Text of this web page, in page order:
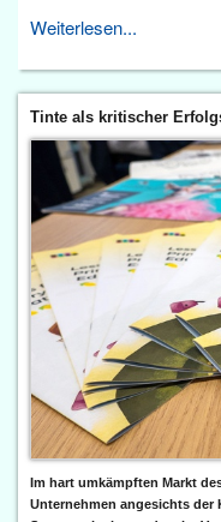
Weiterlesen...
Tinte als kritischer
Im hart umkämpften Markt
Unternehmen angesichts